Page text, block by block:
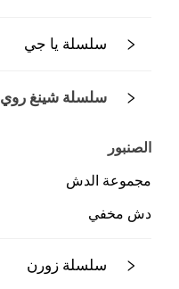
سلسلة يا جي
سلسلة شينغ روي
الصنبور
مجموعة الدش
دش مخفي
سلسلة زورن